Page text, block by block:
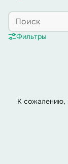
Фильтры
К сожалению,